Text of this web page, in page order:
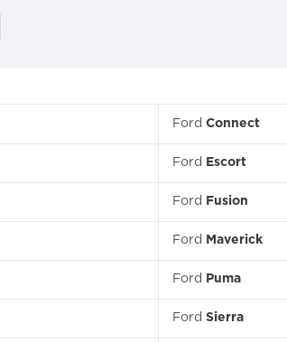
Ford Connect
Ford Escort
Ford Fusion
Ford Maverick
Ford Puma
Ford Sierra